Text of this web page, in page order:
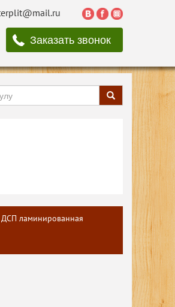
Заказать звонок
ДСП ламинированная